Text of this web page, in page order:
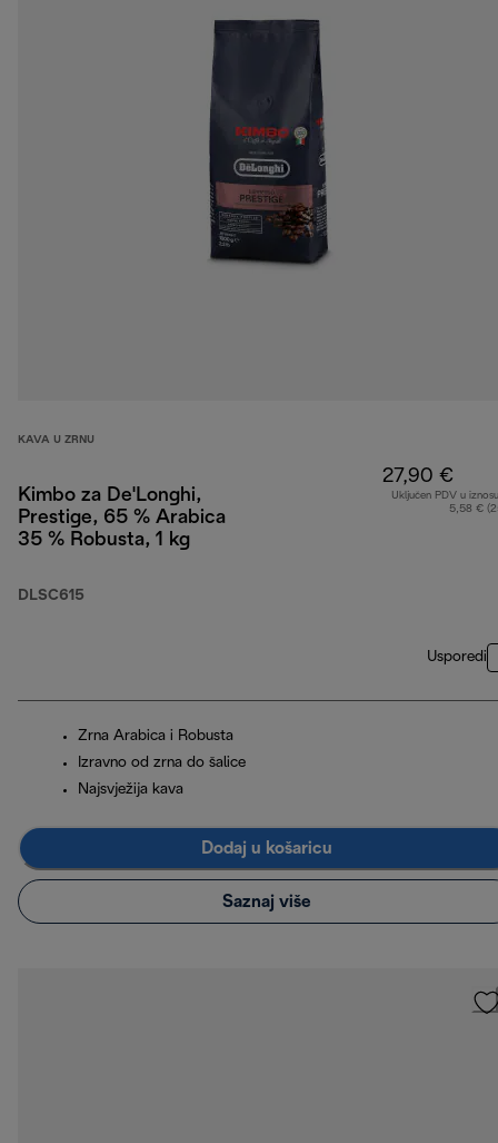
KAVA U ZRNU
Kimbo za De'Longhi,
Prestige, 65 % Arabica
35 % Robusta, 1 kg
DLSC615
27,90 €
Uključen PDV u
5,58 €
Usporedi
Zrna Arabica i Robusta
Izravno od zrna do šalice
Najsvježija kava
Dodaj u košaricu
Saznaj više